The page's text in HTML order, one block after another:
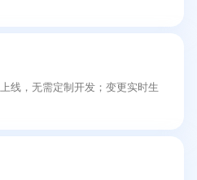
线，无需定制开发；变更实时生